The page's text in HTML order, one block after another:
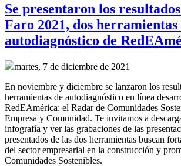
Se presentaron los
Faro 2021, dos herramientas
autodiagnóstico de
martes, 7 de diciembre de 2021
En noviembre y diciembre se lanzaron los
herramientas de autodiagnóstico en línea
RedEAmérica: el Radar de Comunidades
Empresa y Comunidad. Te invitamos a
infografía y ver las grabaciones de las
presentados de las dos herramientas buscan
del sector empresarial en la construcción y
Comunidades Sostenibles.